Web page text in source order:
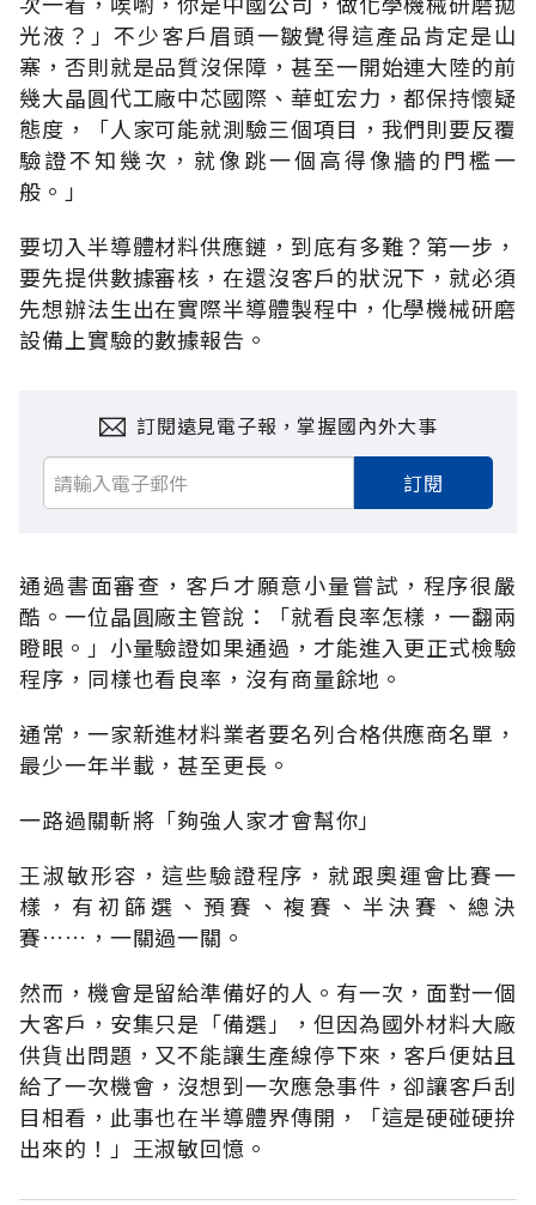
光液？」不少客戶眉頭一皺覺得這產品肯定是山
寨，否則就是品質沒保障，甚至一開始連大陸的前
幾大晶圓代工廠中芯國際、華虹宏力，都保持懷疑
態度，「人家可能就測驗三個項目，我們則要反覆
驗證不知幾次，就像跳一個高得像牆的門檻一
般。」
要切入半導體材料供應鏈，到底有多難？第一步，
要先提供數據審核，在還沒客戶的狀況下，就必須
先想辦法生出在實際半導體製程中，化學機械研磨
設備上實驗的數據報告。
訂閱遠見電子報，掌握國內外大事
訂閱
通過書面審查，客戶才願意小量嘗試，程序很嚴
酷。一位晶圓廠主管說：「就看良率怎樣，一翻兩
瞪眼。」小量驗證如果通過，才能進入更正式檢驗
程序，同樣也看良率，沒有商量餘地。
通常，一家新進材料業者要名列合格供應商名單，
最少一年半載，甚至更長。
一路過關斬將「夠強人家才會幫你」
王淑敏形容，這些驗證程序，就跟奧運會比賽一
樣，有初篩選、預賽、複賽、半決賽、總決
賽……，一關過一關。
然而，機會是留給準備好的人。有一次，面對一個
大客戶，安集只是「備選」，但因為國外材料大廠
供貨出問題，又不能讓生產線停下來，客戶便姑且
給了一次機會，沒想到一次應急事件，卻讓客戶刮
目相看，此事也在半導體界傳開，「這是硬碰硬拚
出來的！」王淑敏回憶。